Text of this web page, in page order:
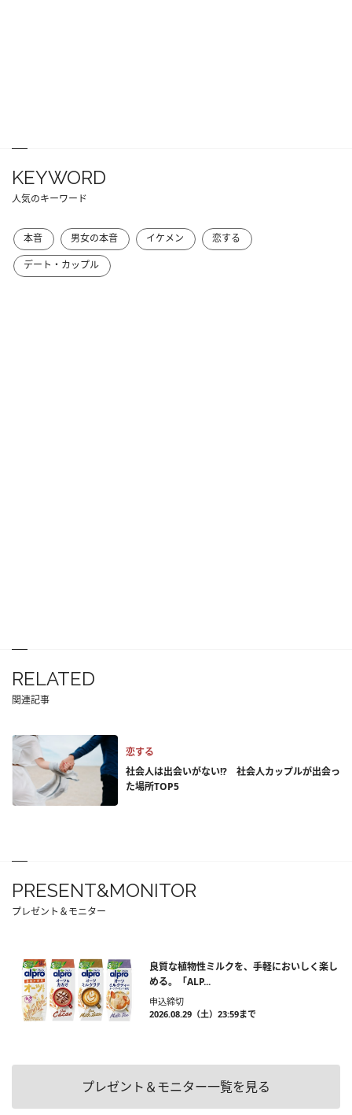
KEYWORD
人気のキーワード
本音 男女の本音 イケメン
恋する
デート・カップル
RELATED
関連記事
恋する
社会人は出会いがない!? 社会人カップルが出会っ
た場所TOP5
PRESENT&MONITOR
プレゼント＆モニター
良質な植物性ミルクを、手軽においしく楽し
める。「ALP...
申込締切
2026.08.29（土）23:59まで
プレゼント＆モニター一覧を見る